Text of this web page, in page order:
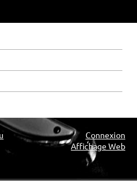
Connexion
Affichage Web